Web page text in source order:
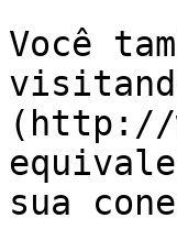
Você
(http://
sua